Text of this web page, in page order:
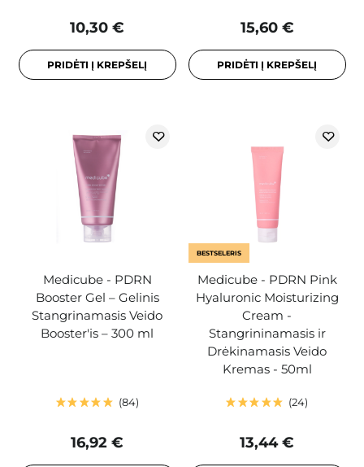
10,30 €
PRIDĖTI Į KREPŠELĮ
15,60 €
PRIDĖTI Į KREPŠELĮ
Medicube - PDRN
Booster Gel – Gelinis
Stangrinamasis Veido
Booster'is – 300 ml
84
16,92 €
BESTSELERIS
Medicube - PDRN Pink
Hyaluronic Moisturizing
Cream -
Stangrininamasis ir
Drėkinamasis Veido
Kremas - 50ml
24
13,44 €